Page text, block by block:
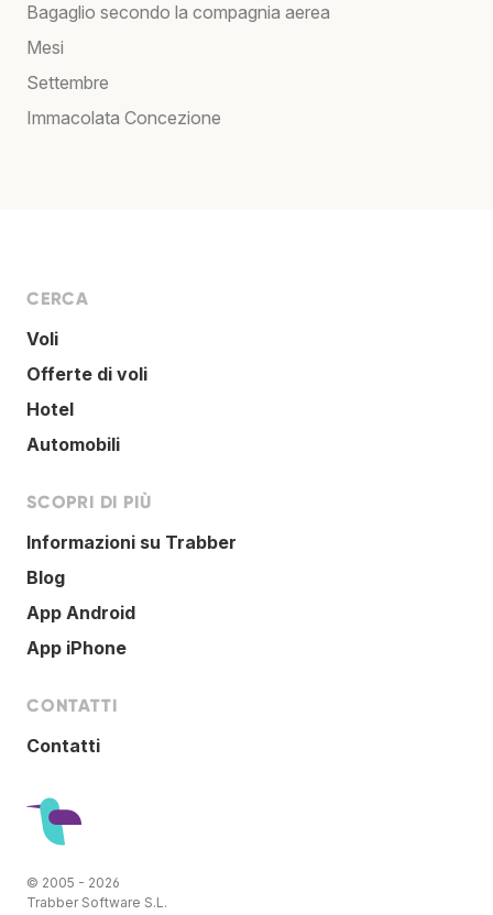
Bagaglio secondo la compagnia aerea
Mesi
Settembre
Immacolata Concezione
CERCA
Voli
Offerte di voli
Hotel
Automobili
SCOPRI DI PIÙ
Informazioni su Trabber
Blog
App Android
App iPhone
CONTATTI
Contatti
© 2005 - 2026
Trabber Software S.L.